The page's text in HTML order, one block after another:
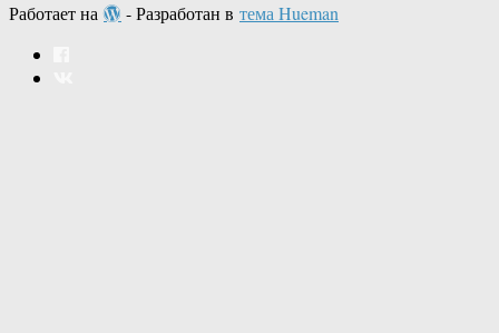
Работает на
- Разработан в тема Hueman